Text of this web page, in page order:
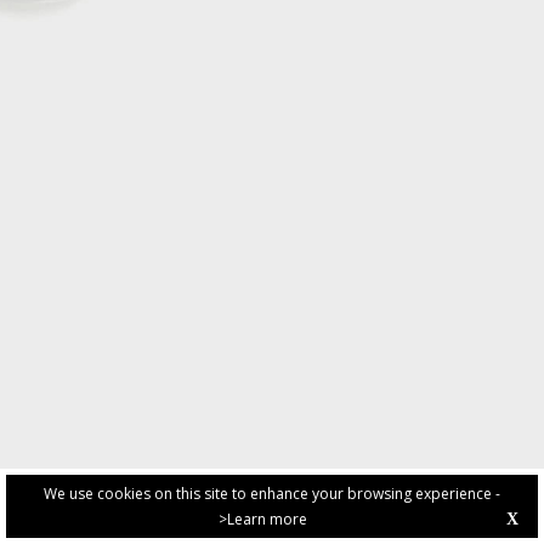
We use cookies on this site to enhance your browsing experience -
>Learn more
X